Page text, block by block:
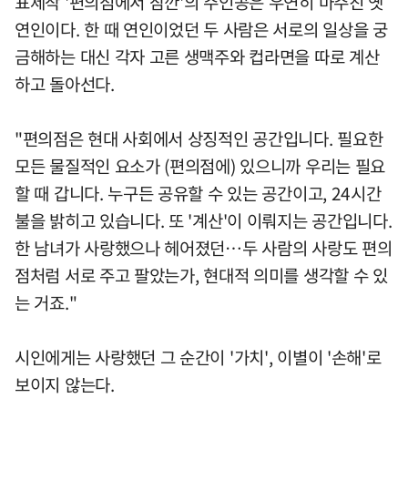
연인이다. 한 때 연인이었던 두 사람은 서로의 일상을 궁
금해하는 대신 각자 고른 생맥주와 컵라면을 따로 계산
하고 돌아선다.
"편의점은 현대 사회에서 상징적인 공간입니다. 필요한
모든 물질적인 요소가 (편의점에) 있으니까 우리는 필요
할 때 갑니다. 누구든 공유할 수 있는 공간이고, 24시간
불을 밝히고 있습니다. 또 '계산'이 이뤄지는 공간입니다.
한 남녀가 사랑했으나 헤어졌던…두 사람의 사랑도 편의
점처럼 서로 주고 팔았는가, 현대적 의미를 생각할 수 있
는 거죠."
시인에게는 사랑했던 그 순간이 '가치', 이별이 '손해'로
보이지 않는다.